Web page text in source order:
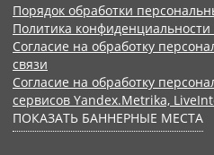
Порядок обработки
Политика
Согласие на обработку
связи
Согласие на обработку
сервисов Yandex.Metrika,
ПОКАЗАТЬ БАННЕРНЫЕ МЕСТА